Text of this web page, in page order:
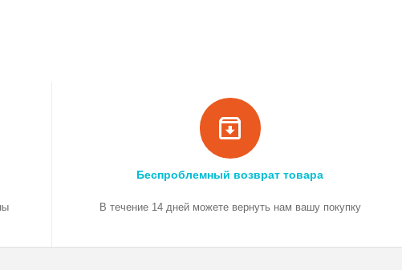
Беспроблемный возврат товара
В течение 14 дней можете вернуть нам вашу покупку